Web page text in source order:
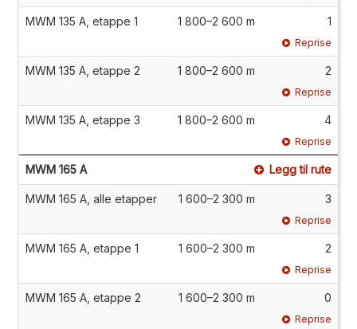
MWM 135 A, etappe 1 1 800–2 600 m 1
Reprise
MWM 135 A, etappe 2 1 800–2 600 m 2
Reprise
MWM 135 A, etappe 3 1 800–2 600 m 4
Reprise
MWM 165 A Legg til rute
MWM 165 A, alle etapper 1 600–2 300 m 3
Reprise
MWM 165 A, etappe 1 1 600–2 300 m 2
Reprise
MWM 165 A, etappe 2 1 600–2 300 m 0
Reprise